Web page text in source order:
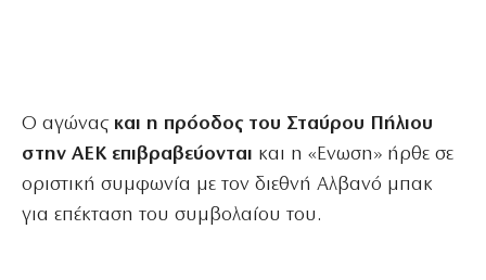
Ο αγώνας και η πρόοδος του Σταύρου Πήλιου
στην ΑΕΚ επιβραβεύονται και η «Ενωση» ήρθε σε
οριστική συμφωνία με τον διεθνή Αλβανό μπακ
για επέκταση του συμβολαίου του.